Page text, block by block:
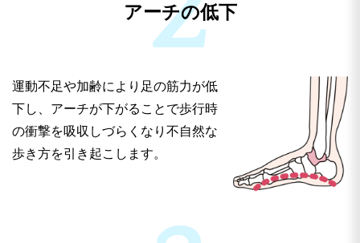
痛みを感じているのに放置している方
態に！
程度が軽いうちは放置しがちですが、ひどくなると
足が変形して靴が履けなくなったり、 痛みで歩け
なくなったりすることもあります。さらに、痛いの
を我慢して無理な歩き方をすることで、脚が疲れや
こりや頭痛まで引き起こすこともあるのです。痛い
アーチの低下
運動不足や加齢により足の筋力が低
下し、アーチが下がることで歩行時
の衝撃を吸収しづらくなり不自然な
歩き方を引き起こします。